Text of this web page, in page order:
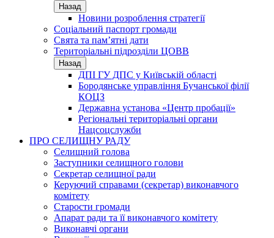
Назад
Новини розроблення стратегії
Соціальний паспорт громади
Свята та пам’ятні дати
Територіальні підрозділи ЦОВВ
Назад
ДПІ ГУ ДПС у Київській області
Бородянське управління Бучанської філії
КОЦЗ
Державна установа «Центр пробації»
Регіональні територіальні органи
Нацсоцслужби
ПРО СЕЛИЩНУ РАДУ
Селищний голова
Заступники селищного голови
Секретар селищної ради
Керуючий справами (секретар) виконавчого
комітету
Старости громади
Апарат ради та її виконавчого комітету
Виконавчі органи